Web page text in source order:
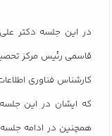
در این جلسه دکتر
قاسمی رئیس مرکز
کارشناس فناوری
که ایشان در این
همچنین در ادامه